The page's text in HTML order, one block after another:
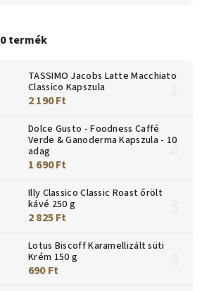
termék
TASSIMO Jacobs Latte Macchiato
Classico Kapszula
2 190 Ft
Dolce Gusto - Foodness Caffé
Verde & Ganoderma Kapszula - 10
adag
1 690 Ft
Illy Classico Classic Roast őrölt
kávé 250 g
2 825 Ft
Lotus Biscoff Karamellizált süti
Krém 150 g
690 Ft